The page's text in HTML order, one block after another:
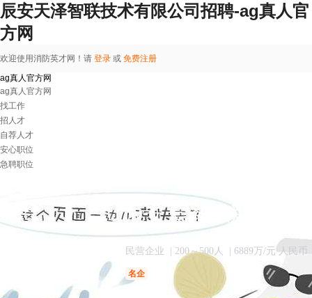
辰安天泽智联技术有限公司招聘-ag真人官
方网
欢迎使用消防英才网！请 登录 或 免费注册
ag真人官方网
ag真人官方网
找工作
招人才
自荐人才
安心职位
急聘职位
辰安天泽智联技术有
民营企业 | 200～500人 | 6889万/元 人民币
名企